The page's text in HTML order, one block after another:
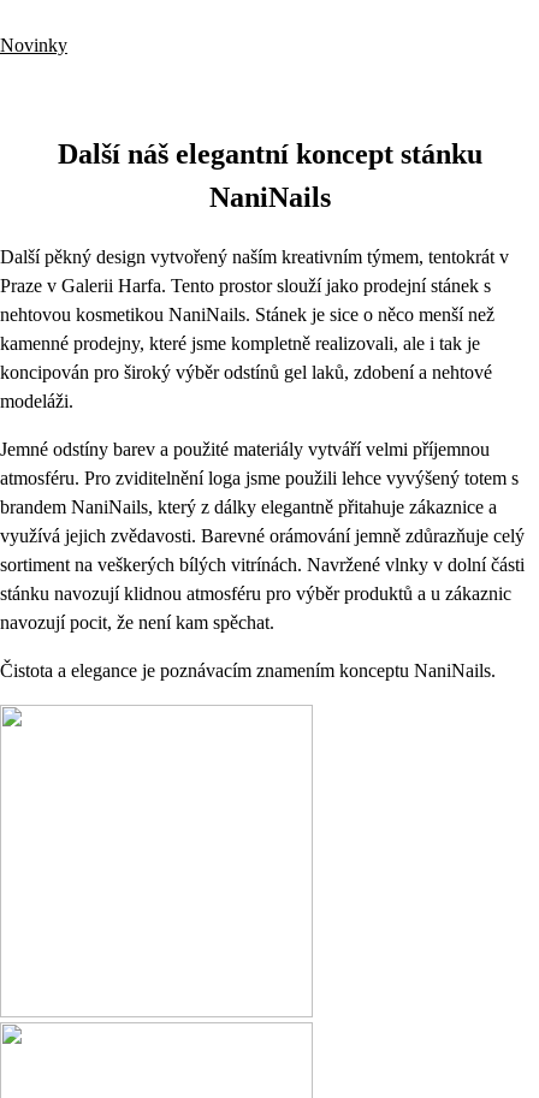
Novinky
Další náš elegantní koncept stánku
NaniNails
Další pěkný design vytvořený naším kreativním týmem, tentokrát v
Praze v Galerii Harfa. Tento prostor slouží jako prodejní stánek s
nehtovou kosmetikou NaniNails. Stánek je sice o něco menší než
kamenné prodejny, které jsme kompletně realizovali, ale i tak je
koncipován pro široký výběr odstínů gel laků, zdobení a nehtové
modeláži.
Jemné odstíny barev a použité materiály vytváří velmi příjemnou
atmosféru. Pro zviditelnění loga jsme použili lehce vyvýšený totem s
brandem NaniNails, který z dálky elegantně přitahuje zákaznice a
využívá jejich zvědavosti. Barevné orámování jemně zdůrazňuje celý
sortiment na veškerých bílých vitrínách. Navržené vlnky v dolní části
stánku navozují klidnou atmosféru pro výběr produktů a u zákaznic
navozují pocit, že není kam spěchat.
Čistota a elegance je poznávacím znamením konceptu NaniNails.